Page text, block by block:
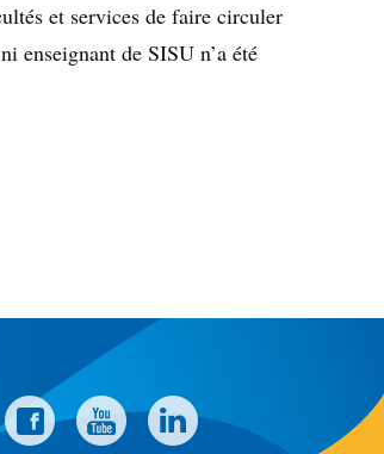
et services de faire circuler
enseignant de SISU n’a été